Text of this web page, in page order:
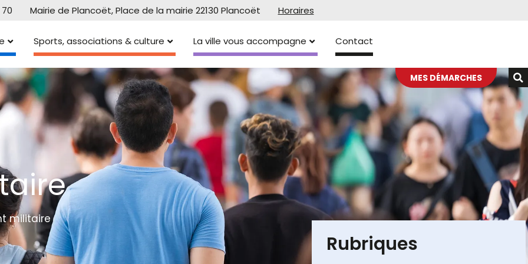
Mairie de Plancoët, Place de la mairie 22130 Plancoët Horaires
Sports, associations & culture La ville vous accompagne Contact
MES DÉMARCHES
militaire
Rubriques